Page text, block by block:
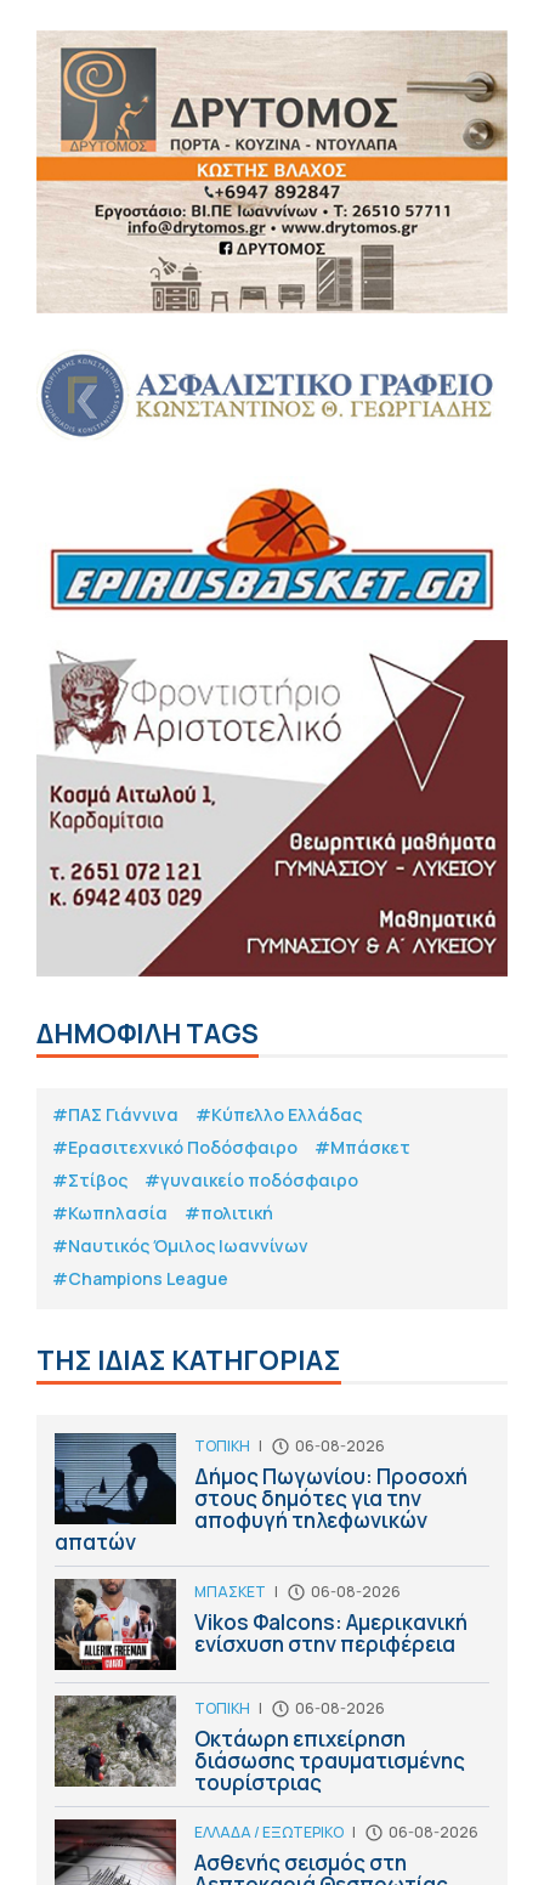
ΔΗΜΟΦΙΛΗ TAGS
#ΠΑΣ Γιάννινα
#Κύπελλο Ελλάδας
#Eρασιτεχνικό Ποδόσφαιρο
#Μπάσκετ
#Στίβος
#γυναικείο ποδόσφαιρο
#Κωπηλασία
#πολιτική
#Ναυτικός Όμιλος Ιωαννίνων
#Champions League
ΤΗΣ ΙΔΙΑΣ ΚΑΤΗΓΟΡΙΑΣ
ΤΟΠΙΚΗ | 06-08-2026
Δήμος Πωγωνίου: Προσοχή
στους δημότες για την
αποφυγή τηλεφωνικών
απατών
ΜΠΑΣΚΕΤ | 06-08-2026
Vikos Φalcons: Αμερικανική
ενίσχυση στην περιφέρεια
ΤΟΠΙΚΗ | 06-08-2026
Οκτάωρη επιχείρηση
διάσωσης τραυματισμένης
τουρίστριας
ΕΛΛΑΔΑ / ΕΞΩΤΕΡΙΚΟ | 06-08-2026
Ασθενής σεισμός στη